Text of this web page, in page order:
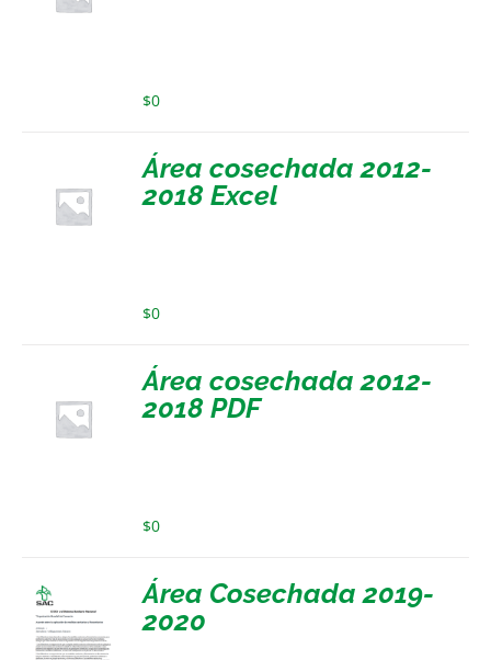
$0
Área cosechada 2012-
2018 Excel
$0
Área cosechada 2012-
2018 PDF
$0
Área Cosechada 2019-
2020